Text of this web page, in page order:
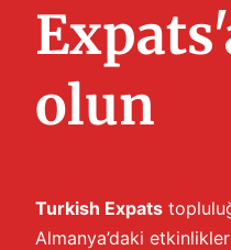
olun
Turkish Expats
Almanya’daki